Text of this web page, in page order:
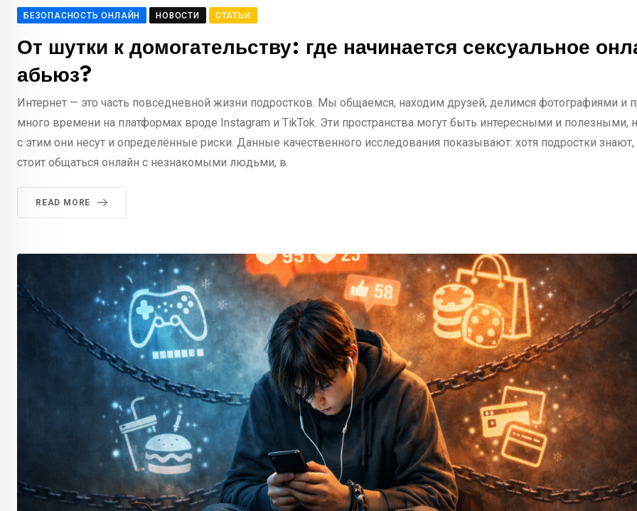
БЕЗОПАСНОСТЬ ОНЛАЙН НОВОСТИ СТАТЬИ
От шутки к домогательству: где начинается сексуальное
абьюз?
Интернет — это часть повседневной жизни подростков. Мы общаемся, находим друзей, делимся фотографиями и
много времени на платформах вроде Instagram и TikTok. Эти пространства могут быть интересными и полезными,
с этим они несут и определённые риски. Данные качественного исследования показывают: хотя подростки знают,
стоит общаться онлайн с незнакомыми людьми, в
READ MORE